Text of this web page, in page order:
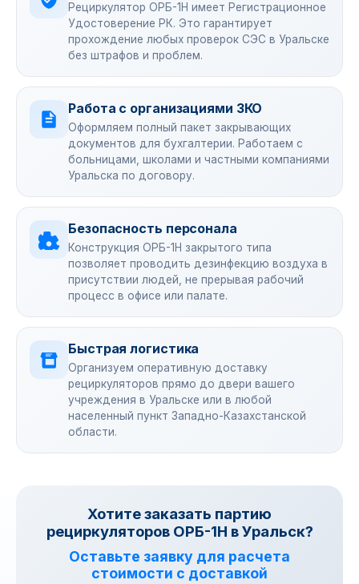
Рециркулятор ОРБ-1Н имеет Регистрационное
Удостоверение РК. Это гарантирует
прохождение любых проверок СЭС в Уральске
без штрафов и проблем.
Работа с организациями ЗКО
Оформляем полный пакет закрывающих
документов для бухгалтерии. Работаем с
больницами, школами и частными компаниями
Уральска по договору.
Безопасность персонала
Конструкция ОРБ-1Н закрытого типа
позволяет проводить дезинфекцию воздуха в
присутствии людей, не прерывая рабочий
процесс в офисе или палате.
Быстрая логистика
Организуем оперативную доставку
рециркуляторов прямо до двери вашего
учреждения в Уральске или в любой
населенный пункт Западно-Казахстанской
области.
Хотите заказать партию
рециркуляторов ОРБ-1Н в Уральск?
Оставьте заявку для расчета
стоимости с доставкой